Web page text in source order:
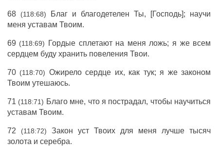
68 (118:68) Благ и благодетелен Ты, [Господь]; научи
меня уставам Твоим.
69 (118:69)
Гордые сплетают на меня ложь; я же всем
сердцем буду хранить повеления Твои.
70 (118:70) Ожирело сердце их, как тук; я же законом
Твоим утешаюсь.
71 (118:71) Благо мне, что я пострадал, чтобы научиться
уставам Твоим.
72 (118:72) Закон уст Твоих для меня лучше тысяч
золота и серебра.